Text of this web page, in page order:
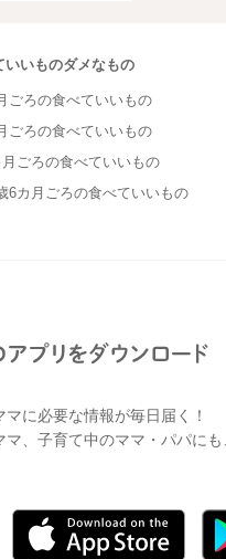
いいものダメなもの
ごろの食べていいもの
ごろの食べていいもの
ごろの食べていいもの
6カ月ごろの食べていいもの
に必要な情報が毎日届く！
、子育て中のママ・パパに